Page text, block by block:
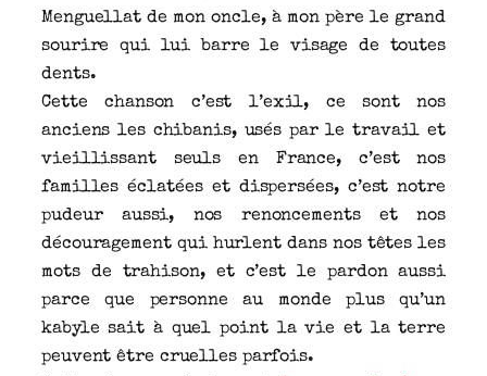
Menguellat de mon oncle, à mon père le grand
sourire qui lui barre le visage de toutes
dents.
Cette chanson c’est l’exil, ce sont nos
anciens les chibanis, usés par le travail et
vieillissant seuls en France, c’est nos
familles éclatées et dispersées, c’est notre
pudeur aussi, nos renoncements et nos
découragement qui hurlent dans nos têtes les
mots de trahison, et c’est le pardon aussi
parce que personne au monde plus qu’un
kabyle sait à quel point la vie et la terre
peuvent être cruelles parfois.